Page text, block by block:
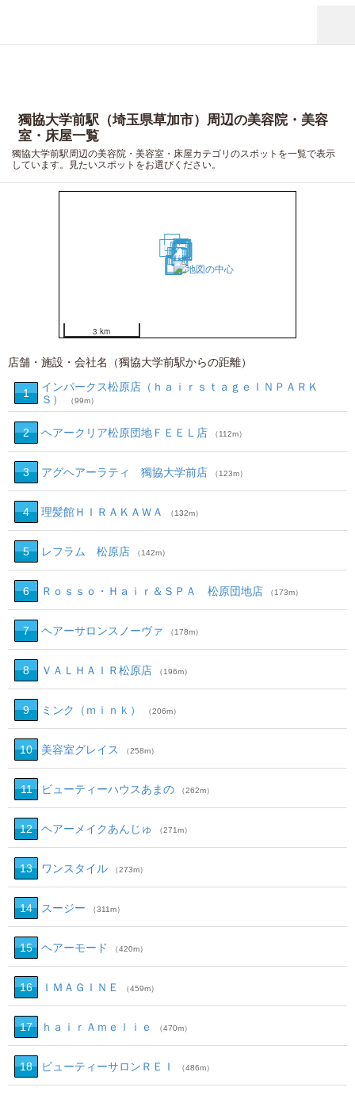
獨協大学前駅（埼玉県草加市）周辺の美容院・美容
室・床屋一覧
獨協大学前駅周辺の美容院・美容室・床屋カテゴリのスポットを一覧で表示
しています。見たいスポットをお選びください。
123
45
67
8
9
10
11
12
13
14
15
16
17
18
19
20
3 km
店舗・施設・会社名（獨協大学前駅からの距離）
1
インパークス松原店（ｈａｉｒｓｔａｇｅＩＮＰＡＲＫ
Ｓ）
（99m）
2 ヘアークリア松原団地ＦＥＥＬ店 （112m）
3 アグヘアーラティ 獨協大学前店 （123m）
4 理髪館ＨＩＲＡＫＡＷＡ （132m）
5 レフラム 松原店 （142m）
6 Ｒｏｓｓｏ・Ｈａｉｒ＆ＳＰＡ 松原団地店 （173m）
7 ヘアーサロンスノーヴァ （178m）
8 ＶＡＬＨＡＩＲ松原店 （196m）
9 ミンク（ｍｉｎｋ） （206m）
10 美容室グレイス （258m）
11 ビューティーハウスあまの （262m）
12 ヘアーメイクあんじゅ （271m）
13 ワンスタイル （273m）
14 スージー （311m）
15 ヘアーモード （420m）
16 ＩＭＡＧＩＮＥ （459m）
17 ｈａｉｒＡｍｅｌｉｅ （470m）
18 ビューティーサロンＲＥＩ （486m）